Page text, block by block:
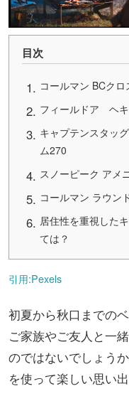
目次
コールマン BCク
フィールドア ヘキ
キャプテンスタッ
ム270
スノーピーク アメ
コールマン ラウン
居住性を重視した
ては？
引用:Pexels
初夏から秋口までの
ご家族やご友人と一
のではないでしょう
を使って楽しい思い